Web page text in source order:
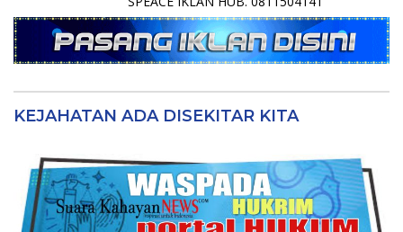
KEJAHATAN ADA DISEKITAR KITA